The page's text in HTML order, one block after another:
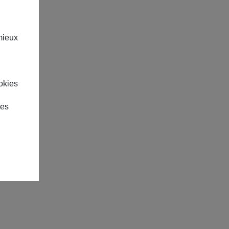
⏰ Fin du concours le